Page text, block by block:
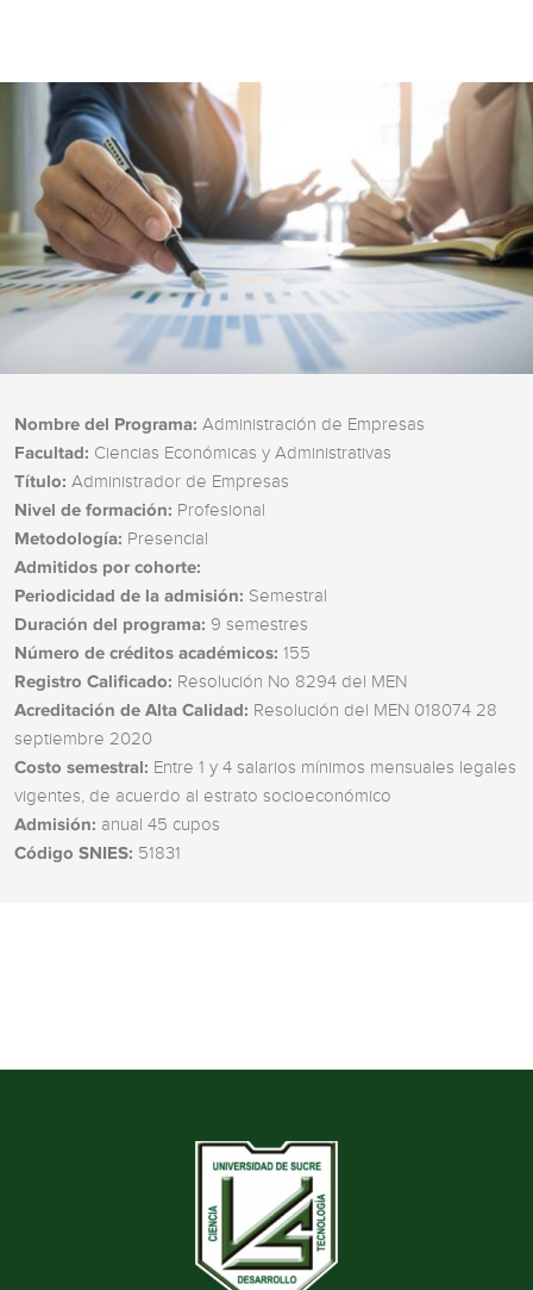
Nombre del Programa: Administración de Empresas
Facultad: Ciencias Económicas y Administrativas
Título: Administrador de Empresas
Nivel de formación: Profesional
Metodología: Presencial
Admitidos por cohorte:
Periodicidad de la admisión: Semestral
Duración del programa: 9 semestres
Número de créditos académicos: 155
Registro Calificado: Resolución No 8294 del MEN
Acreditación de Alta Calidad: Resolución del MEN 018074 28
septiembre 2020
Costo semestral: Entre 1 y 4 salarios mínimos mensuales legales
vigentes, de acuerdo al estrato socioeconómico
Admisión: anual 45 cupos
Código SNIES: 51831